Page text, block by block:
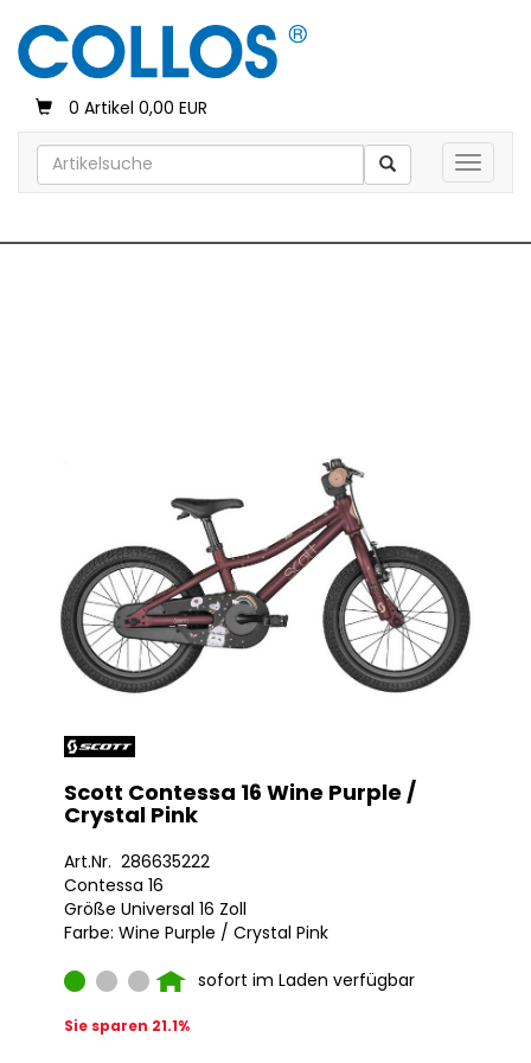
0 Artikel 0,00 EUR
Toggle
Scott Contessa 16 Wine Purple /
Crystal Pink
Art.Nr. 286635222
Contessa 16
Größe Universal 16 Zoll
Farbe: Wine Purple / Crystal Pink
sofort im Laden verfügbar
Sie sparen 21.1%